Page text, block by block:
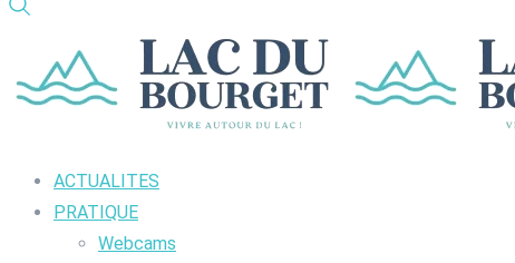
ACTUALITES
PRATIQUE
Webcams